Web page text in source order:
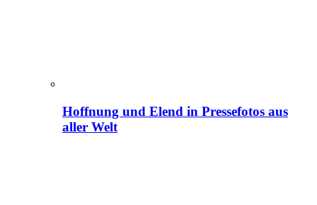
Hoffnung und Elend in Pressefotos aus
aller Welt